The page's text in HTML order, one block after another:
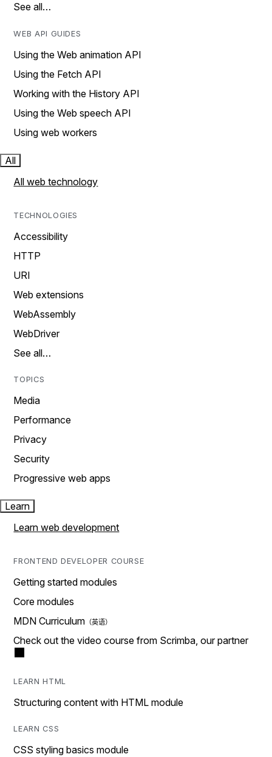
See all…
WEB API GUIDES
Using the Web animation API
Using the Fetch API
Working with the History API
Using the Web speech API
Using web workers
All
All web technology
TECHNOLOGIES
Accessibility
HTTP
URI
Web extensions
WebAssembly
WebDriver
See all…
TOPICS
Media
Performance
Privacy
Security
Progressive web apps
Learn
Learn web development
FRONTEND DEVELOPER COURSE
Getting started modules
Core modules
MDN Curriculum
Check out the video course from Scrimba, our partner
LEARN HTML
Structuring content with HTML module
LEARN CSS
CSS styling basics module